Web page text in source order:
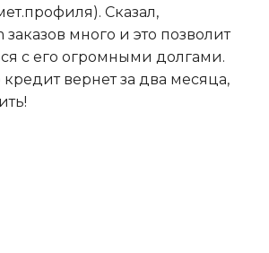
Сказал,
заказов много и это позволит
с его огромными долгами.
кредит вернет за два месяца,